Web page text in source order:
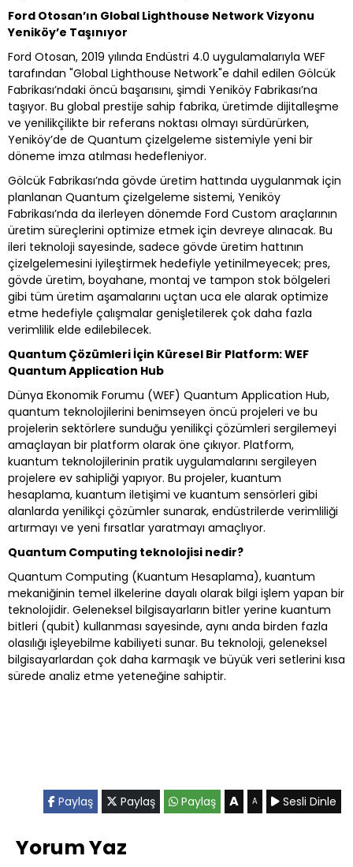
Ford Otosan’ın Global Lighthouse Network Vizyonu
Yeniköy’e Taşınıyor
Ford Otosan, 2019 yılında Endüstri 4.0 uygulamalarıyla WEF
tarafından "Global Lighthouse Network"e dahil edilen Gölcük
Fabrikası’ndaki öncü başarısını, şimdi Yeniköy Fabrikası’na
taşıyor. Bu global prestije sahip fabrika, üretimde dijitalleşme
ve yenilikçilikte bir referans noktası olmayı sürdürürken,
Yeniköy’de de Quantum çizelgeleme sistemiyle yeni bir
döneme imza atılması hedefleniyor.
Gölcük Fabrikası’nda gövde üretim hattında uygulanmak için
planlanan Quantum çizelgeleme sistemi, Yeniköy
Fabrikası’nda da ilerleyen dönemde Ford Custom araçlarının
üretim süreçlerini optimize etmek için devreye alınacak. Bu
ileri teknoloji sayesinde, sadece gövde üretim hattının
çizelgelemesini iyileştirmek hedefiyle yetinilmeyecek; pres,
gövde üretim, boyahane, montaj ve tampon stok bölgeleri
gibi tüm üretim aşamalarını uçtan uca ele alarak optimize
etme hedefiyle çalışmalar genişletilerek çok daha fazla
verimlilik elde edilebilecek.
Quantum Çözümleri İçin Küresel Bir Platform: WEF
Quantum Application Hub
Dünya Ekonomik Forumu (WEF) Quantum Application Hub,
quantum teknolojilerini benimseyen öncü projeleri ve bu
projelerin sektörlere sunduğu yenilikçi çözümleri sergilemeyi
amaçlayan bir platform olarak öne çıkıyor. Platform,
kuantum teknolojilerinin pratik uygulamalarını sergileyen
projelere ev sahipliği yapıyor. Bu projeler, kuantum
hesaplama, kuantum iletişimi ve kuantum sensörleri gibi
alanlarda yenilikçi çözümler sunarak, endüstrilerde verimliliği
artırmayı ve yeni fırsatlar yaratmayı amaçlıyor.
Quantum Computing teknolojisi nedir?
Quantum Computing (Kuantum Hesaplama), kuantum
mekaniğinin temel ilkelerine dayalı olarak bilgi işlem yapan bir
teknolojidir. Geleneksel bilgisayarların bitler yerine kuantum
bitleri (qubit) kullanması sayesinde, aynı anda birden fazla
olasılığı işleyebilme kabiliyeti sunar. Bu teknoloji, geleneksel
bilgisayarlardan çok daha karmaşık ve büyük veri setlerini kısa
sürede analiz etme yeteneğine sahiptir.
Paylaş Paylaş Paylaş A A Sesli Dinle
Yorum Yaz